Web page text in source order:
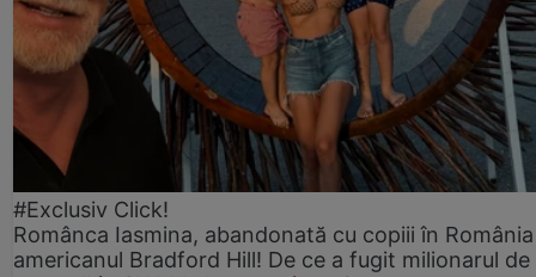
#Exclusiv Click!
Românca Iasmina, abandonată cu copiii în
americanul Bradford Hill! De ce a fugit milionarul de